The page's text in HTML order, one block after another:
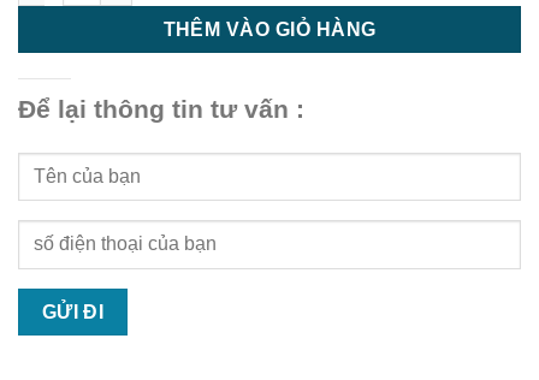
THÊM VÀO GIỎ HÀNG
Để lại thông tin tư vấn :